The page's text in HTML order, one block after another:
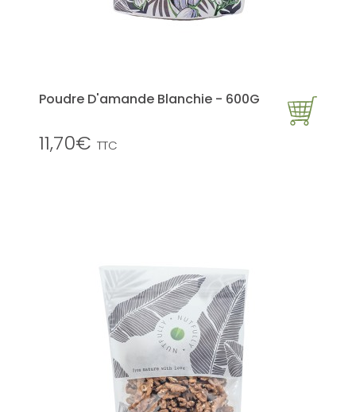
Poudre D'amande Blanchie - 600G
11,70€ TTC